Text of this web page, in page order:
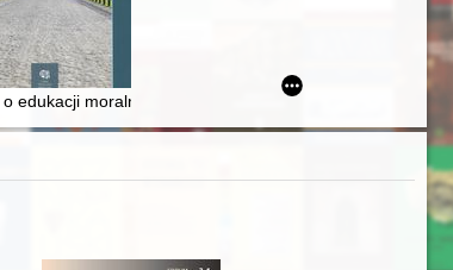
o edukacji moralnej synów szlacheckich w XVI-wiecznej